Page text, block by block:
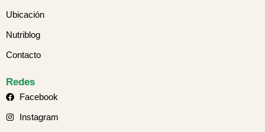
Ubicación
Nutriblog
Contacto
Redes
Facebook
Instagram